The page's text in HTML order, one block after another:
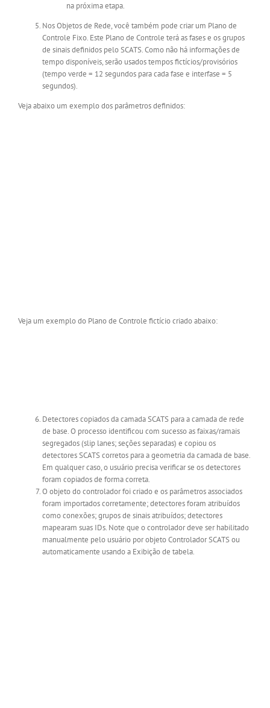
na próxima etapa.
Nos Objetos de Rede, você também pode criar um Plano de
Controle Fixo. Este Plano de Controle terá as fases e os grupos
de sinais definidos pelo SCATS. Como não há informações de
tempo disponíveis, serão usados tempos fictícios/provisórios
(tempo verde = 12 segundos para cada fase e interfase = 5
segundos).
Veja abaixo um exemplo dos parâmetros definidos:
Veja um exemplo do Plano de Controle fictício criado abaixo:
Detectores copiados da camada SCATS para a camada de rede
de base. O processo identificou com sucesso as faixas/ramais
segregados (slip lanes; seções separadas) e copiou os
detectores SCATS corretos para a geometria da camada de base.
Em qualquer caso, o usuário precisa verificar se os detectores
foram copiados de forma correta.
O objeto do controlador foi criado e os parâmetros associados
foram importados corretamente; detectores foram atribuídos
como conexões; grupos de sinais atribuídos; detectores
mapearam suas IDs. Note que o controlador deve ser habilitado
manualmente pelo usuário por objeto Controlador SCATS ou
automaticamente usando a Exibição de tabela.